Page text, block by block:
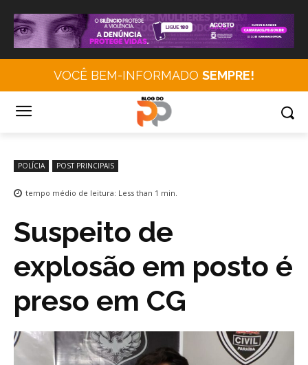
VOCÊ BEM-INFORMADO SEMPRE!
POLÍCIA POST PRINCIPAIS
tempo médio de leitura: Less than 1 min.
Suspeito de
explosão em posto é
preso em CG